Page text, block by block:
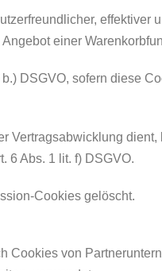
einer
DSGVO, sofern diese
Vertragsabwicklung
6 Abs. 1 lit. f) DSGVO.
Cookies gelöscht.
Cookies von